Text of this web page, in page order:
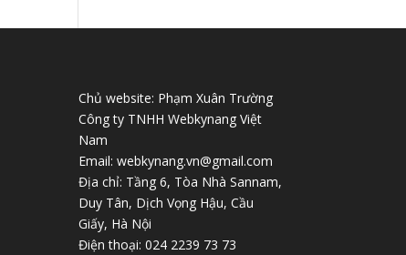
Chủ website: Phạm Xuân Trường
Công ty TNHH Webkynang Việt
Nam
Email: webkynang.vn@gmail.com
Địa chỉ: Tầng 6, Tòa Nhà Sannam,
Duy Tân, Dịch Vọng Hậu, Cầu
Giấy, Hà Nội
Điện thoại: 024 2239 73 73